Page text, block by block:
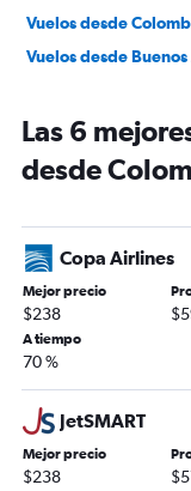
Vuelos desde
Vuelos desde
Las 6
desde
Copa Airlines
Mejor precio
$238
A tiempo
70 %
JetSMART
Mejor precio
$238